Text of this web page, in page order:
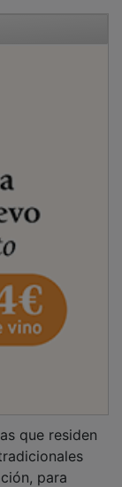
que residen
para